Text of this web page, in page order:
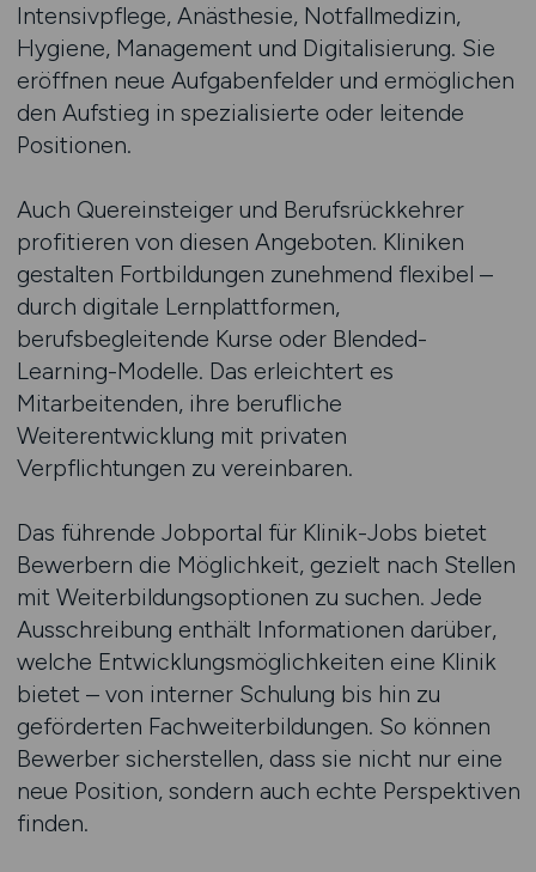
Intensivpflege, Anästhesie, Notfallmedizin,
Hygiene, Management und Digitalisierung. Sie
eröffnen neue Aufgabenfelder und ermöglichen
den Aufstieg in spezialisierte oder leitende
Positionen.
Auch Quereinsteiger und Berufsrückkehrer
profitieren von diesen Angeboten. Kliniken
gestalten Fortbildungen zunehmend flexibel –
durch digitale Lernplattformen,
berufsbegleitende Kurse oder Blended-
Learning-Modelle. Das erleichtert es
Mitarbeitenden, ihre berufliche
Weiterentwicklung mit privaten
Verpflichtungen zu vereinbaren.
Das führende Jobportal für Klinik-Jobs bietet
Bewerbern die Möglichkeit, gezielt nach Stellen
mit Weiterbildungsoptionen zu suchen. Jede
Ausschreibung enthält Informationen darüber,
welche Entwicklungsmöglichkeiten eine Klinik
bietet – von interner Schulung bis hin zu
geförderten Fachweiterbildungen. So können
Bewerber sicherstellen, dass sie nicht nur eine
neue Position, sondern auch echte Perspektiven
finden.